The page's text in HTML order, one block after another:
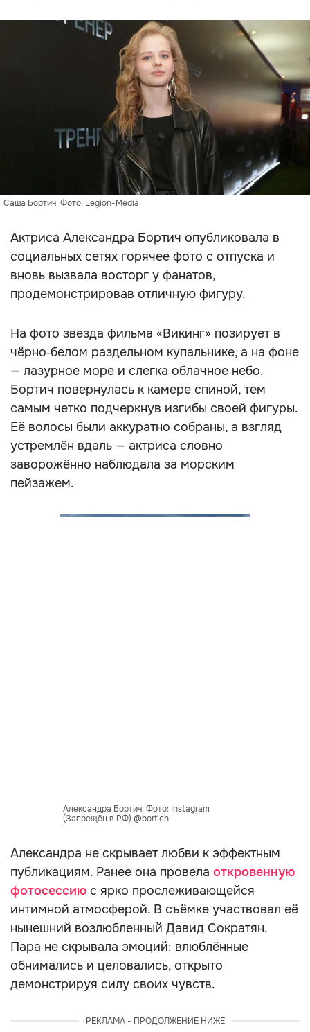
Саша Бортич. Фото: Legion-Media
Актриса Александра Бортич опубликовала в
социальных сетях горячее фото с отпуска и
вновь вызвала восторг у фанатов,
продемонстрировав отличную фигуру.
На фото звезда фильма «Викинг» позирует в
чёрно‑белом раздельном купальнике, а на фоне
— лазурное море и слегка облачное небо.
Бортич повернулась к камере спиной, тем
самым четко подчеркнув изгибы своей фигуры.
Её волосы были аккуратно собраны, а взгляд
устремлён вдаль — актриса словно
заворожённо наблюдала за морским
пейзажем.
Александра Бортич. Фото: Instagram
(Запрещён в РФ) @bortich
Александра не скрывает любви к эффектным
публикациям. Ранее она провела откровенную
фотосессию с ярко прослеживающейся
интимной атмосферой. В съёмке участвовал её
нынешний возлюбленный Давид Сократян.
Пара не скрывала эмоций: влюблённые
обнимались и целовались, открыто
демонстрируя силу своих чувств.
РЕКЛАМА - ПРОДОЛЖЕНИЕ НИЖЕ